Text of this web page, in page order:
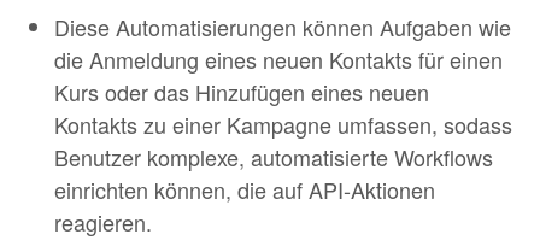
Diese Automatisierungen können Aufgaben wie
die Anmeldung eines neuen Kontakts für einen
Kurs oder das Hinzufügen eines neuen
Kontakts zu einer Kampagne umfassen, sodass
Benutzer komplexe, automatisierte Workflows
einrichten können, die auf API-Aktionen
reagieren.